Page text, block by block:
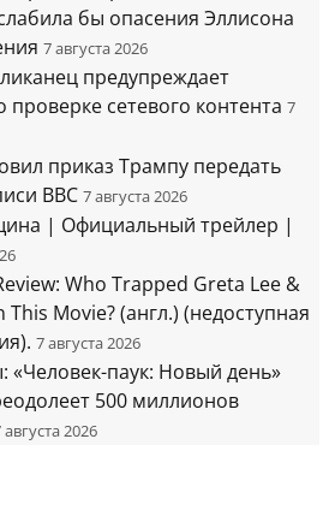
бы опасения Эллисона
7 августа 2026
предупреждает
проверке сетевого контента 7
приказ Трампу передать
BBC 7 августа 2026
| Официальный трейлер |
Who Trapped Greta Lee &
Movie? (англ.) (недоступная
7 августа 2026
«Человек-паук: Новый день»
500 миллионов
августа 2026